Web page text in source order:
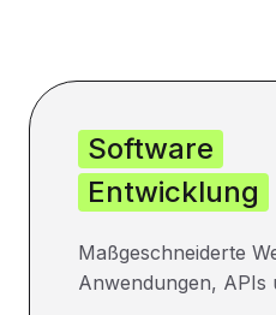
Software
Entwicklung
Maßgeschneiderte
Anwendungen, APIs